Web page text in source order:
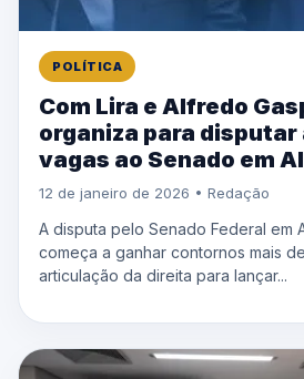
POLÍTICA
Com Lira e Alfredo
organiza para disputar
vagas ao Senado em
12 de janeiro de 2026 • Redação
A disputa pelo Senado Federal em
começa a ganhar contornos mais
articulação da direita para lançar...